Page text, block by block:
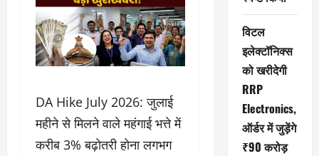
DA Hike July 2026: जुलाई
महीने से मिलने वाले महंगाई भत्ते में
करीब 3% बढ़ोतरी होना लगभग
विटल
इलेक्टॉनिक्स
को खरीदेगी
RRP
Electronics,
ऑर्डर में जुड़ेंगे
₹90 करोड़